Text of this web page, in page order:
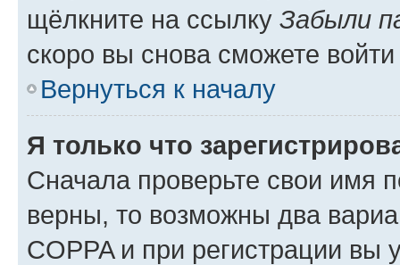
щёлкните на ссылку Забыли
скоро вы снова сможете
Вернуться к началу
Я только что
Сначала проверьте свои имя
верны, то возможны два
COPPA и при регистрации вы